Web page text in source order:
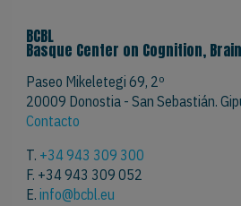
BCBL
Basque Center on Cognition,
Paseo Mikeletegi 69, 2º
20009 Donostia - San Sebastián.
Contacto
T. +34 943 309 300
F. +34 943 309 052
E.info@bcbl.eu